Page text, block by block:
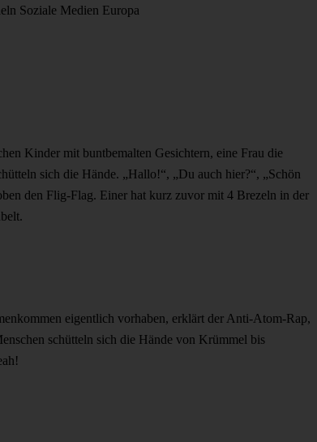
Soziale Medien Europa
Kinder mit buntbemalten Gesichtern, eine Frau die
sich die Hände. „Hallo!“, „Du auch hier?“, „Schön
den Flig-Flag. Einer hat kurz zuvor mit 4 Brezeln in der
eigentlich vorhaben, erklärt der Anti-Atom-Rap,
schütteln sich die Hände von Krümmel bis